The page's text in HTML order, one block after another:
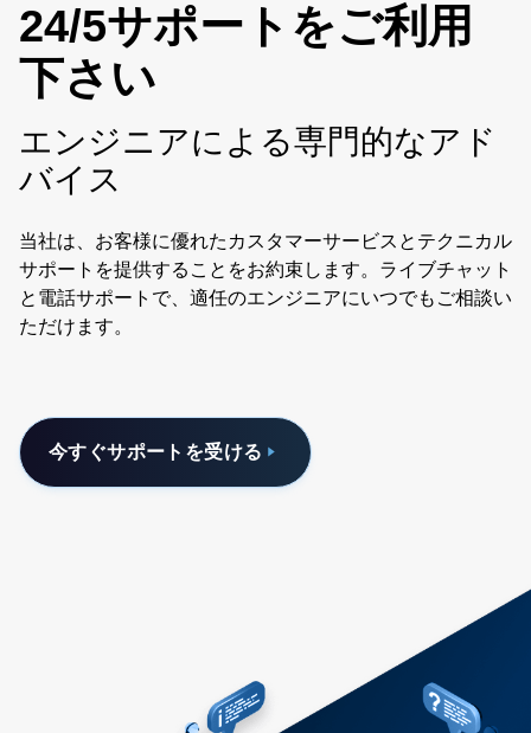
24/5サポートをご利用
下さい
エンジニアによる専門的なアド
バイス
当社は、お客様に優れたカスタマーサービスとテクニカル
サポートを提供することをお約束します。ライブチャット
と電話サポートで、適任のエンジニアにいつでもご相談い
ただけます。
今すぐサポートを受ける